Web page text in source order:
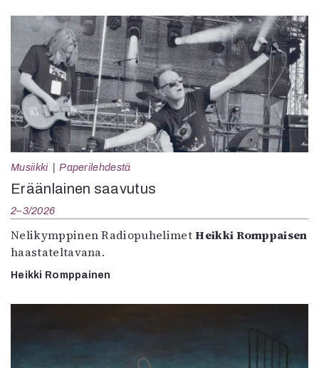
Musiikki Paperilehdestä
Eräänlainen saavutus
2–3/2026
Nelikymppinen RadiopuhelimetHeikki Romppaisen
haastateltavana.
Heikki Romppainen